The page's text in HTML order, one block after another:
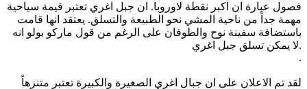
فصول عبارة ان اكبر نقطة لاوروبا. ان جبل اغري تعتبر قيمة سياحية
مهمة جداً من ناحية المشي نحو الطبيعة والتسلق. يعتقد انها قامت
باستضافة سفينة نوح والطوفان على الرغم من قول ماركو بولو انه
لا يمكن تسلق جبل اغري.
.
لقد تم الاعلان على ان جبال اغري الصغيرة والكبيرة تعتبر متنزهاً